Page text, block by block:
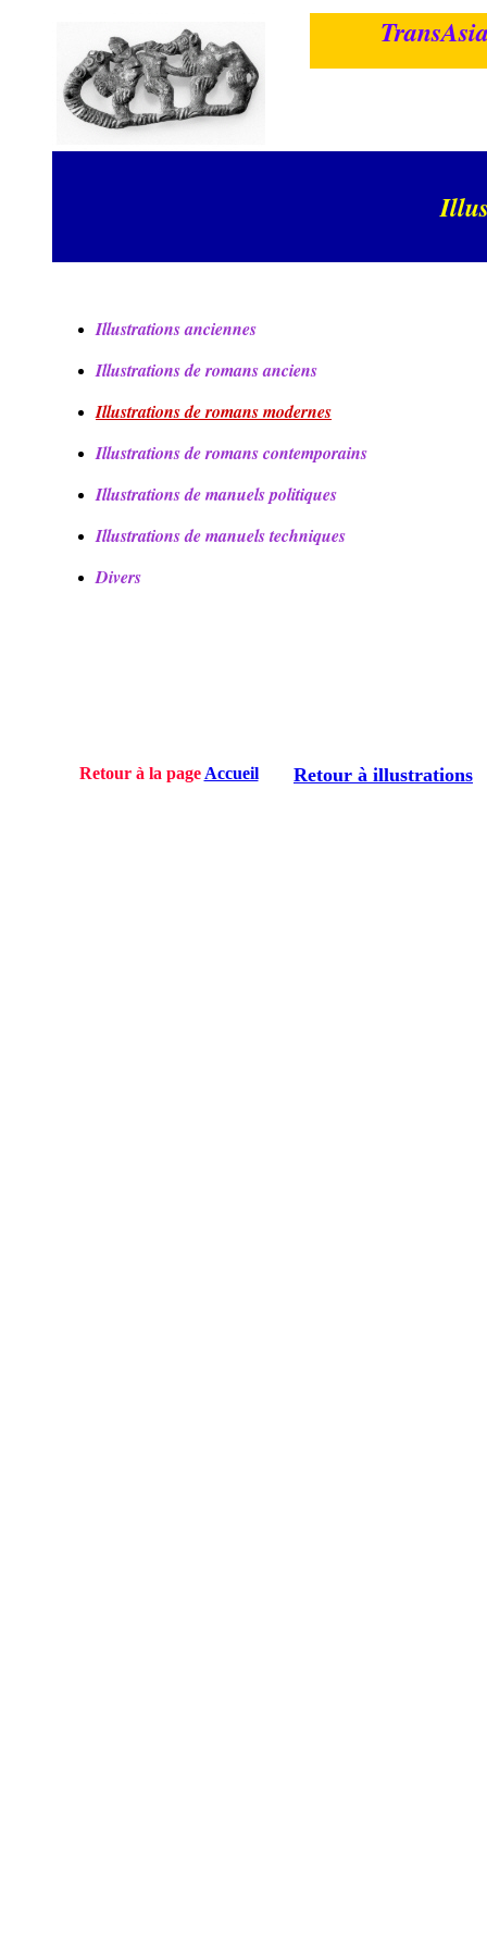
Illustrations anciennes
Illustrations de romans anciens
Illustrations de romans modernes
Illustrations de romans contemporains
Illustrations de manuels politiques
Illustrations de manuels techniques
Divers
Retour à la page Accueil Retour à illustrations